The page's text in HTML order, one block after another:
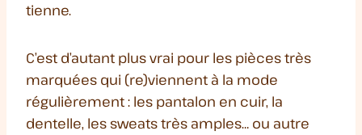
tienne.
C’est d’autant plus vrai pour les pièces très
marquées qui (re)viennent à la mode
régulièrement : les pantalon en cuir, la
dentelle, les sweats très amples… ou autre